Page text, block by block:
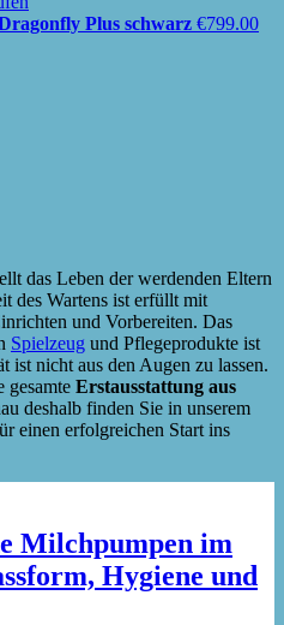
Plus schwarz €799.00
das Leben der werdenden Eltern
des Wartens ist erfüllt mit
und Vorbereiten. Das
Spielzeug und Pflegeprodukte ist
ist nicht aus den Augen zu lassen.
gesamte Erstausstattung aus
deshalb finden Sie in unserem
einen erfolgreichen Start ins
Milchpumpen im
Hygiene und